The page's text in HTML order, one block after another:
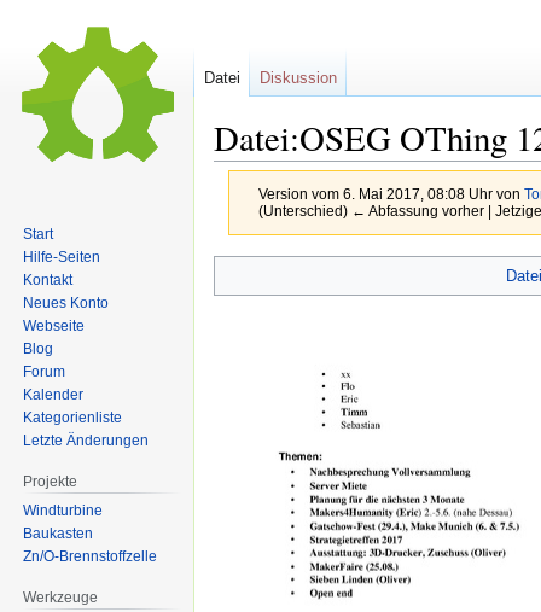
Datei:OSEG OThing
Version vom 6. Mai 2017, 08:08 Uhr von
(Unterschied) ← Abfassung vorher |
Datei Diskussion
Start
Hilfe-Seiten
Kontakt
Neues Konto
Webseite
Blog
Forum
Kalender
Kategorienliste
Letzte Änderungen
Projekte
Windturbine
Baukasten
Zn/O-Brennstoffzelle
Werkzeuge